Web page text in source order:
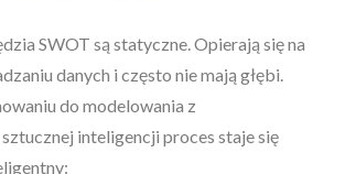
SWOT są statyczne. Opierają się na
danych i często nie mają głębi.
do modelowania z
inteligencji proces staje się